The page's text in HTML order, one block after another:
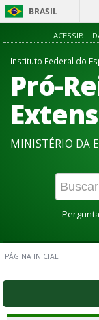
BRASIL
Instituto Federal do
Pró-
MINISTÉRIO DA
PÁGINA INICIAL